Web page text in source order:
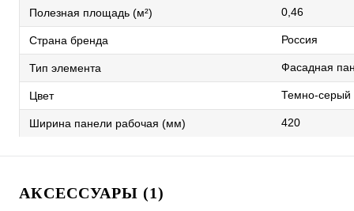
Полезная площадь (м²) 0,46
Страна бренда Россия
Тип элемента Фасадная
Цвет Темно-серый
Ширина панели рабочая (мм) 420
АКСЕССУАРЫ (1)